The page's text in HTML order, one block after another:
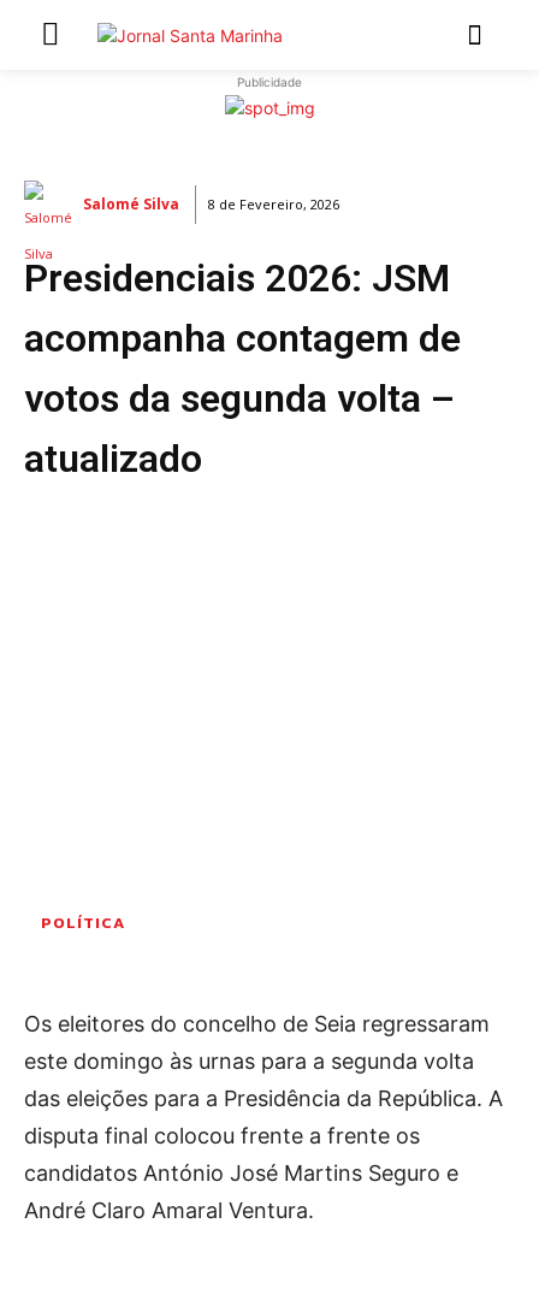
ARTIGOS DE OPINIÃO
Secções
MARCHAS POPULARES DE SÃO JOÃO 2026
NATAL NAS FREGUESIAS
ATUALIDADE
REGIÃO
Onde comprar o Jornal
Voz da Solidariedade
»»» Fundação Aurora Borges
Publicidade
Salomé Silva 8 de Fevereiro, 2026
Presidenciais 2026: JSM
acompanha contagem de
votos da segunda volta –
atualizado
POLÍTICA
Os eleitores do concelho de Seia regressaram
este domingo às urnas para a segunda volta
das eleições para a Presidência da República. A
disputa final colocou frente a frente os
candidatos António José Martins Seguro e
André Claro Amaral Ventura.